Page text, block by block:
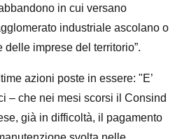
in cui versano
industriale ascolano o
delle imprese del territorio”.
azioni poste in essere: "E’
– che nei mesi scorsi il Consind
già in difficoltà, il pagamento